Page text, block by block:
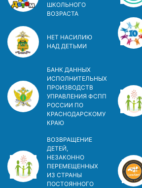
ШКОЛЬНОГО
ВОЗРАСТА
НЕТ НАСИЛИЮ
НАД ДЕТЬМИ
БАНК ДАННЫХ
ИСПОЛНИТЕЛЬНЫХ
ПРОИЗВОДСТВ
УПРАВЛЕНИЯ ФСПП
РОССИИ ПО
КРАСНОДАРСКОМУ
КРАЮ
ВОЗВРАЩЕНИЕ
ДЕТЕЙ,
НЕЗАКОННО
ПЕРЕМЕЩЕННЫХ
ИЗ СТРАНЫ
ПОСТОЯННОГО